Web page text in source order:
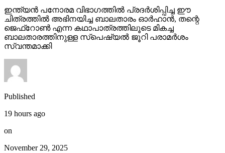
ഇന്ത്യന്‍ പനോരമ വിഭാഗത്തില്‍ പ്രദര്‍ശിപ്പിച്ച ഈ
ചിത്രത്തില്‍ അഭിനയിച്ച ബാലതാരം ഓര്‍ഹാന്‍, തന്റെ
ജെഫ്‌റോണ്‍ എന്ന കഥാപാത്രത്തിലൂടെ മികച്ച
ബാലതാരത്തിനുള്ള സ്‌പെഷ്യല്‍ ജൂറി പരാമര്‍ശം
സ്വന്തമാക്കി
Published
19 hours ago
on
November 29, 2025